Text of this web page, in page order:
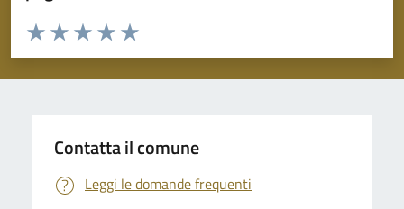
Valuta da 1 a 5 stelle la pagina
Valuta 5 stelle su 5
Valuta 4 stelle su 5
Valuta 3 stelle su 5
Valuta 2 stelle su 5
Valuta 1 stelle su 5
Contatta il comune
Leggi le domande frequenti